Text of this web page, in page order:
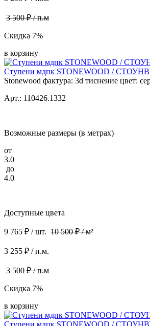
3 500 ₽ / п.м
Скидка 7%
в корзину
Ступени мдпк STONEWOOD /
Stonewood фактура: 3d тиснение цвет:
Арт.: 110426.1332
Возможные размеры (в метрах)
от
3.0
до
4.0
Доступные цвета
9 765 ₽ / шт. 10 500 ₽ / м²
3 255 ₽ / п.м.
3 500 ₽ / п.м
Скидка 7%
в корзину
Ступени мдпк STONEWOOD /